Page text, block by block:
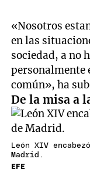
«Nosotros
en las
sociedad, a no
personalmente
común», ha
De la misa a
León XIV
Madrid.
EFE